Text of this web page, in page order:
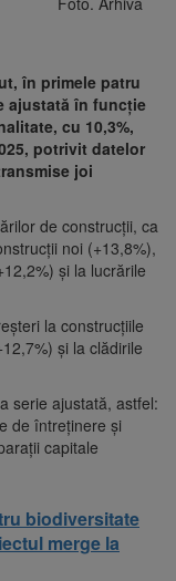
în primele patru
ajustată în funcție
cu 10,3%,
potrivit datelor
joi
de construcții, ca
noi (+13,8%),
și la lucrările
la construcțiile
și la clădirile
serie ajustată, astfel:
de întreținere și
capitale
biodiversitate
merge la